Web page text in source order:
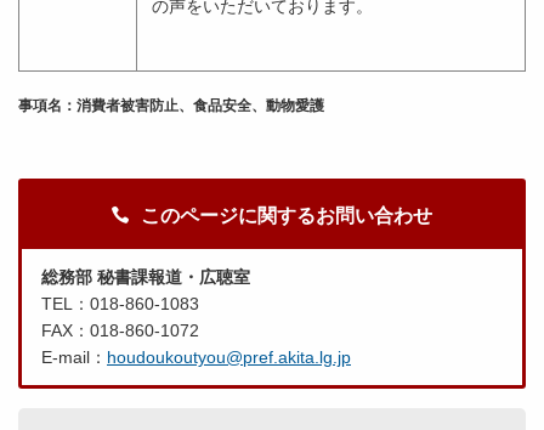
の声をいただいております。
事項名：消費者被害防止、食品安全、動物愛護
このページに関するお問い合わせ
総務部 秘書課報道・広聴室
TEL：018-860-1083
FAX：018-860-1072
E-mail： houdoukoutyou@pref.akita.lg.jp